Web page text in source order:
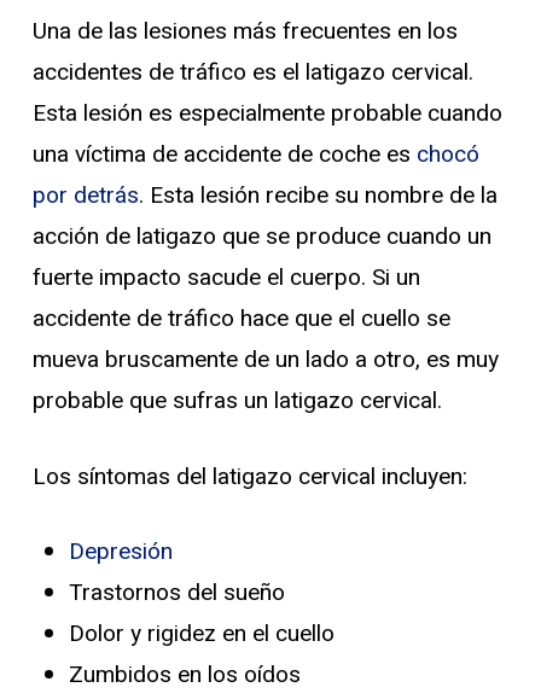
Una de las lesiones más frecuentes en los
accidentes de tráfico es el latigazo cervical.
Esta lesión es especialmente probable cuando
una víctima de accidente de coche es chocó
por detrás. Esta lesión recibe su nombre de la
acción de latigazo que se produce cuando un
fuerte impacto sacude el cuerpo. Si un
accidente de tráfico hace que el cuello se
mueva bruscamente de un lado a otro, es muy
probable que sufras un latigazo cervical.
Los síntomas del latigazo cervical incluyen:
Depresión
Trastornos del sueño
Dolor y rigidez en el cuello
Zumbidos en los oídos